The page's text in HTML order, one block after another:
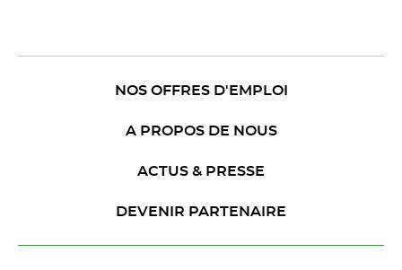
NOS OFFRES D'EMPLOI
A PROPOS DE NOUS
ACTUS & PRESSE
DEVENIR PARTENAIRE